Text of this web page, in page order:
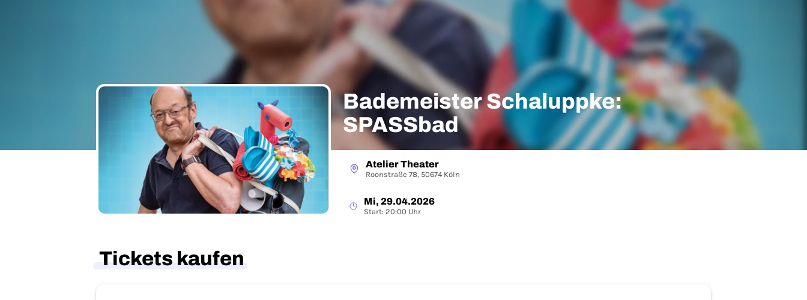
Bademeister Schaluppke:
SPASSbad
Atelier Theater
Roonstraße 78, 50674 Köln
Mi, 29.04.2026
Start: 20:00 Uhr
Tickets kaufen